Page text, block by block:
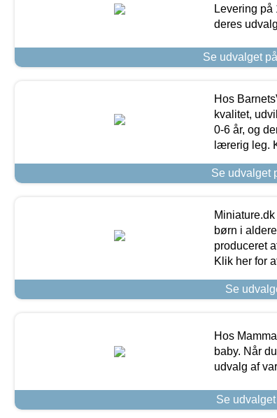
Levering på
deres
Se udvalget
Hos
kvalitet,
0-6 år, og
lærerig leg.
Se udvalget
børn i
produceret
Klik her for
Se
Hos
baby. Når
udvalg af
Se